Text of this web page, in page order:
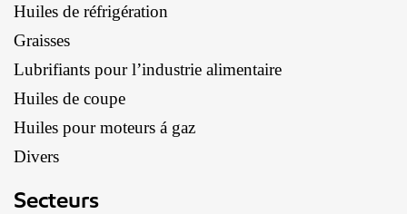
Huiles de réfrigération
Graisses
Lubrifiants pour l’industrie alimentaire
Huiles de coupe
Huiles pour moteurs á gaz
Divers
Secteurs